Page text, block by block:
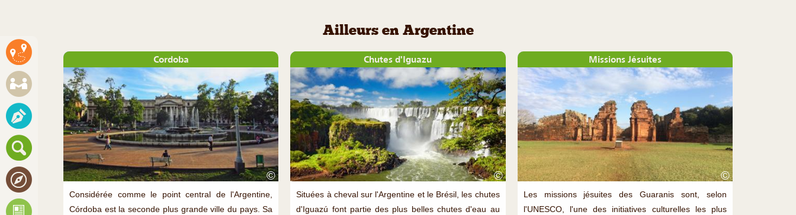
Ailleurs en Argentine
Cordoba
©
Considérée comme le point central de l'Argentine,
Córdoba est la seconde plus grande ville du pays. Sa
Chutes d'Iguazu
©
Situées à cheval sur l'Argentine et le Brésil, les chutes
d'Iguazú font partie des plus belles chutes d'eau au
Missions Jésuites
©
Les missions jésuites des Guaranis sont, selon
l'UNESCO, l'une des initiatives culturelles les plus